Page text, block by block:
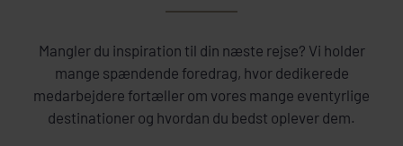
Mangler du inspiration til din næste rejse? Vi holder
mange spændende foredrag, hvor dedikerede
medarbejdere fortæller om vores mange eventyrlige
destinationer og hvordan du bedst oplever dem.